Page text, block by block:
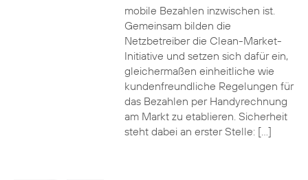
mobile Bezahlen inzwischen ist.
Gemeinsam bilden die
Netzbetreiber die Clean-Market-
Initiative und setzen sich dafür ein,
gleichermaßen einheitliche wie
kundenfreundliche Regelungen für
das Bezahlen per Handyrechnung
am Markt zu etablieren. Sicherheit
steht dabei an erster Stelle: […]